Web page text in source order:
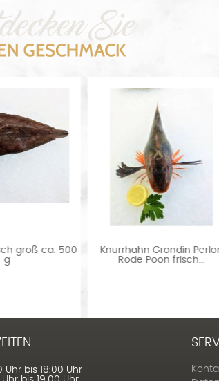
ca. 500
Knurrhahn Grondin Perlon
Rode Poon frisch...
Uhr bis 18:00 Uhr